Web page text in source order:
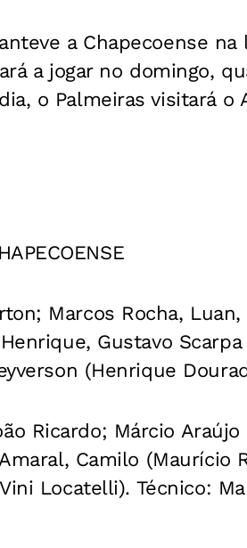
a Chapecoense na
a jogar no domingo,
o Palmeiras visitará o
Marcos Rocha,
Gustavo Scarpa
(Henrique
Ricardo; Márcio
Camilo (Maurício
Locatelli). Técnico: